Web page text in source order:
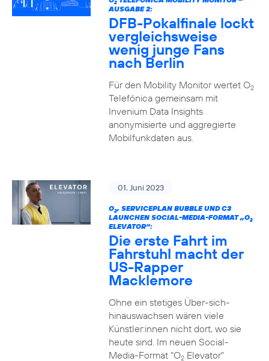
2
AUSGABE 2:
DFB-Pokalfinale lockt
vergleichsweise
wenig junge Fans
nach Berlin
Für den Mobility Monitor wertet O2
Telefónica gemeinsam mit
Invenium Data Insights
anonymisierte und aggregierte
Mobilfunkdaten aus.
01. Juni 2023
O2, SERVICEPLAN BUBBLE UND C3
LAUNCHEN SOCIAL-MEDIA-FORMAT „O2
ELEVATOR“:
Die erste Fahrt im
Fahrstuhl macht der
US-Rapper
Macklemore
Ohne ein stetiges Über-sich-
hinauswachsen wären viele
Künstler:innen nicht dort, wo sie
heute sind. Im neuen Social-
Media-Format "O2Elevator"